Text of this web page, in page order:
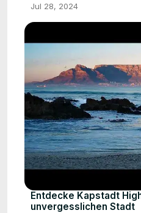
Jul 28, 2024
Entdecke Kapstadt
unvergesslichen Stadt